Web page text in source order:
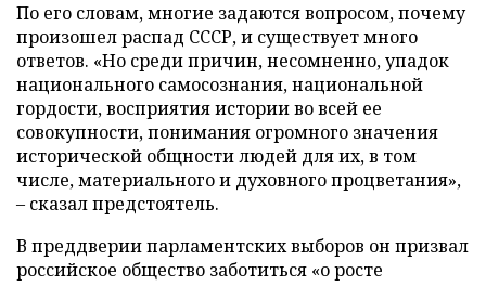
По его словам, многие задаются вопросом, почему
произошел распад СССР, и существует много
ответов. «Но среди причин, несомненно, упадок
национального самосознания, национальной
гордости, восприятия истории во всей ее
совокупности, понимания огромного значения
исторической общности людей для их, в том
числе, материального и духовного процветания»,
– сказал предстоятель.
В преддверии парламентских выборов он призвал
российское общество заботиться «о росте